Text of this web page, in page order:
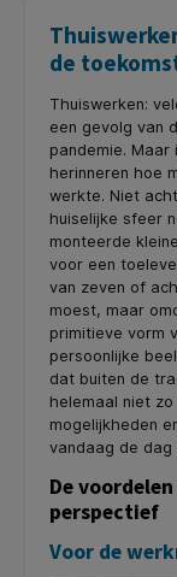
de
Thuiswerken:
een gevolg van
pandemie. Maar
herinneren hoe
werkte. Niet
huiselijke sfeer
monteerde
voor een
van zeven of
moest, maar
primitieve vorm
persoonlijke
dat buiten de
helemaal niet zo
mogelijkheden
vandaag de dag
De
perspectief
Voor de